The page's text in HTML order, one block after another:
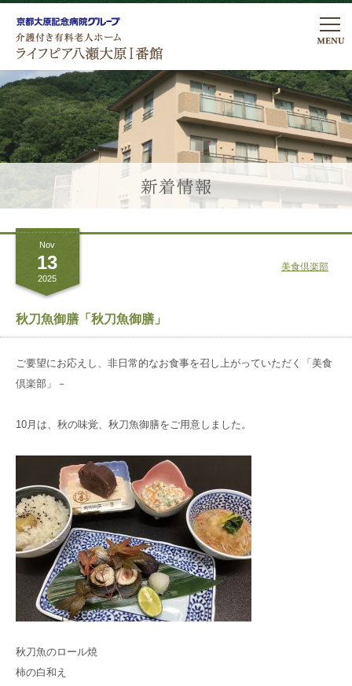
私たちの想い
ライフピアの暮らし
ライフピアの暮らし
こだわりのお食事
行事・レクリエーション
館内注意事項
医療・看護体制
医療看護体制
リハビリテーション
プラン費用
諸費用についてのよくあるご質問
ご入居について
アクセス
お問い合わせ
資料請求
見学のお申し込み
グループサイト
京都近衛リハビリ病院
京都大原
Nov
13
2025
秋刀魚御膳「秋刀魚御膳」
美食倶楽部
ご要望にお応えし、非日常的なお食事を召し上がっていただく「美食
倶楽部」－
10月は、秋の味覚、秋刀魚御膳をご用意しました。
秋刀魚のロール焼
柿の白和え